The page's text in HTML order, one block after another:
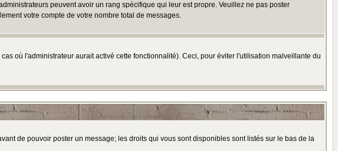
peuvent avoir un rang spécifique qui leur est propre. Veuillez ne pas poster
votre compte de votre nombre total de messages.
où l'administrateur aurait activé cette fonctionnalité). Ceci, pour éviter l'utilisation malveillante du
de pouvoir poster un message; les droits qui vous sont disponibles sont listés sur le bas de la